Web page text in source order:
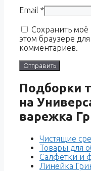
Email *
Сохранить моё
этом браузере
комментариев.
Подборки
на
варежка
Чистящие
Товары для
Салфетки и
Линейка